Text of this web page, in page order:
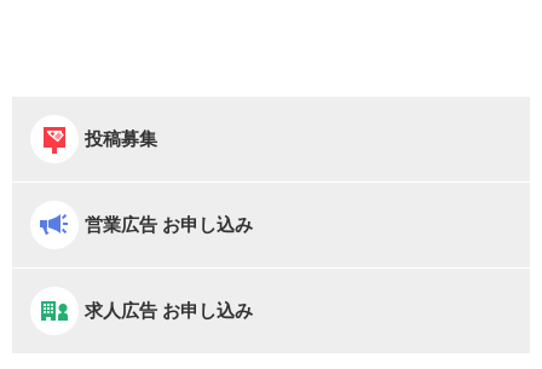
投稿募集
営業広告 お申し込み
求人広告 お申し込み